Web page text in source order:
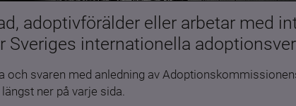
adoptivförälder eller arbetar med
Sveriges internationella
och svaren med anledning av
ner på varje sida.